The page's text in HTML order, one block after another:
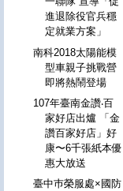
進退除役官兵穩
定就業方案」
南科2018太陽能模
型車親子挑戰營
即將熱鬧登場
107年臺南金讚‧百
家好店出爐 「金
讚百家好店」好
康〜6千張紙本優
惠大放送
臺中巿榮服處×國防